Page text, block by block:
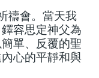
禱會。當天我
容思定神父為
單、反覆的聖
心的平靜和與